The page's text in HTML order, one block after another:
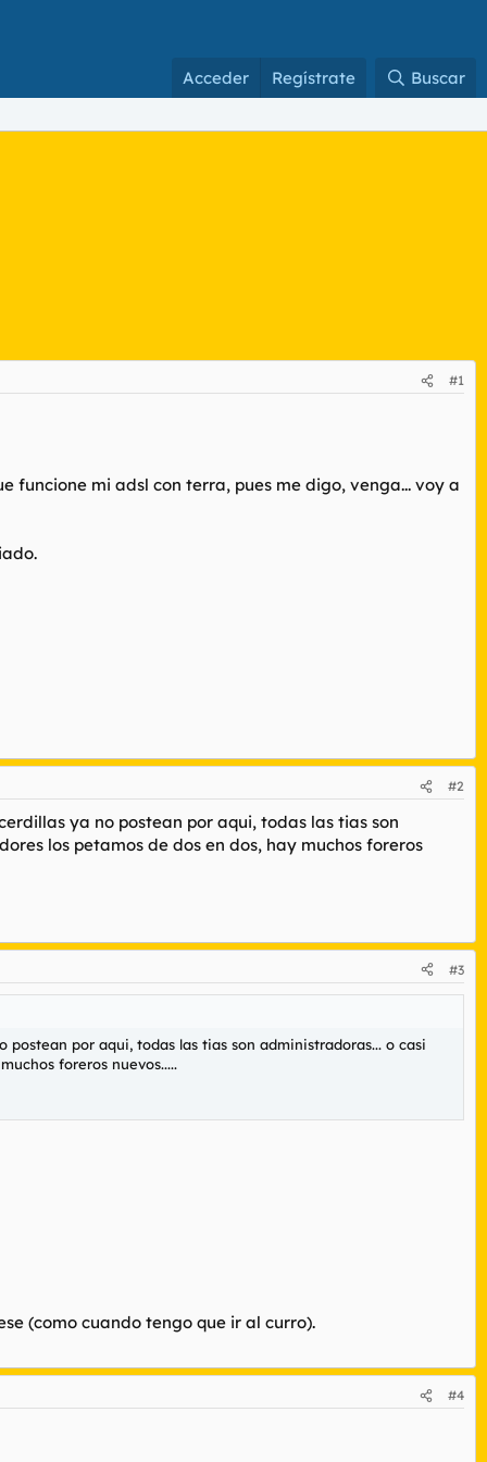
Acceder Regístrate Buscar
#1
funcione mi adsl con terra, pues me digo, venga... voy a
#2
ya no postean por aqui, todas las tias son
los petamos de dos en dos, hay muchos foreros
#3
por aqui, todas las tias son administradoras... o casi
foreros nuevos.....
(como cuando tengo que ir al curro).
#4